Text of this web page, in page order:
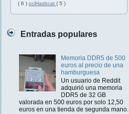
( 6 ) oclHashcat ( 5 )
Entradas populares
Memoria DDR5 de 500
euros al precio de una
hamburguesa
Un usuario de Reddit
adquirió una memoria
DDR5 de 32 GB
valorada en 500 euros por solo 12,50
euros en una tienda de segunda mano.